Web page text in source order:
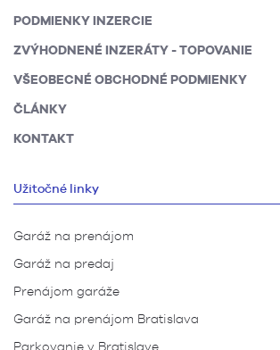
PODMIENKY INZERCIE
ZVÝHODNENÉ INZERÁTY - TOPOVANIE
VŠEOBECNÉ OBCHODNÉ PODMIENKY
ČLÁNKY
KONTAKT
Užitočné linky
Garáž na prenájom
Garáž na predaj
Prenájom garáže
Garáž na prenájom Bratislava
Parkovanie v Bratislave